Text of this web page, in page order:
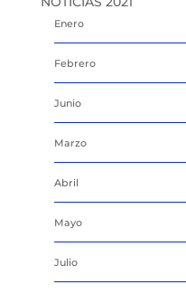
Enero
Febrero
Junio
Marzo
Abril
Mayo
Julio